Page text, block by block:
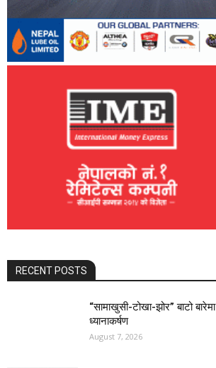
RECENT POSTS
“सामाखुसी-टोखा-झोर” बाटो बारेमा
ध्यानाकर्षण
August 7, 2026